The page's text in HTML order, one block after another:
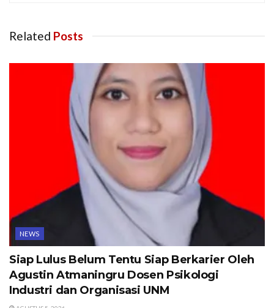
Related Posts
NEWS
Siap Lulus Belum Tentu Siap Berkarier Oleh
Agustin Atmaningru Dosen Psikologi
Industri dan Organisasi UNM